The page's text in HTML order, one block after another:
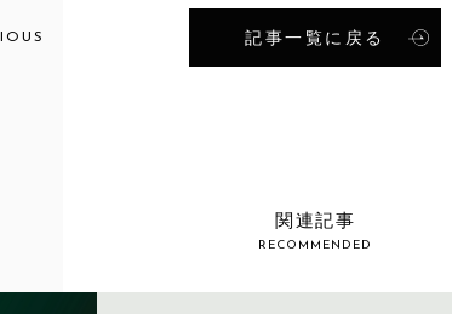
記事一覧に戻る
関連記事
RECOMMENDED